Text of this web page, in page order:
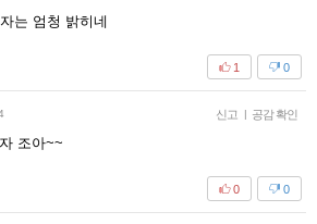
는 엄청 밝히네
0
1
신고 | 공감 확인
조아~~
0
0